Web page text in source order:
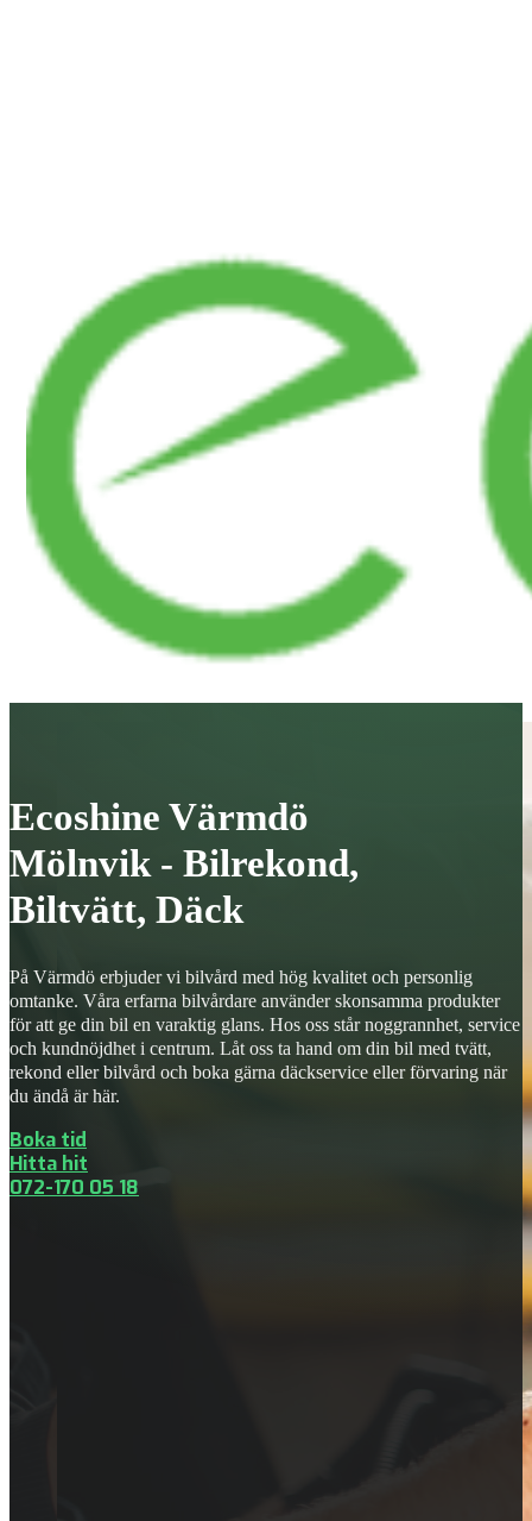
Ecoshine Värmdö
Mölnvik - Bilrekond,
Biltvätt, Däck
På Värmdö erbjuder vi bilvård med hög kvalitet och personlig
omtanke. Våra erfarna bilvårdare använder skonsamma produkter
för att ge din bil en varaktig glans. Hos oss står noggrannhet, service
och kundnöjdhet i centrum. Låt oss ta hand om din bil med tvätt,
rekond eller bilvård och boka gärna däckservice eller förvaring när
du ändå är här.
Boka tid
Hitta hit
072-170 05 18